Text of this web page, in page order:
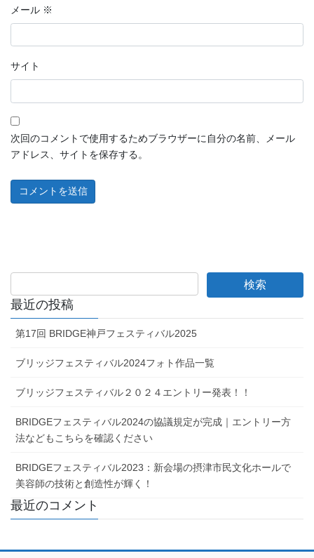
メール ※
サイト
次回のコメントで使用するためブラウザーに自分の名前、メール
アドレス、サイトを保存する。
最近の投稿
第17回 BRIDGE神戸フェスティバル2025
ブリッジフェスティバル2024フォト作品一覧
ブリッジフェスティバル２０２４エントリー発表！！
BRIDGEフェスティバル2024の協議規定が完成｜エントリー方
法などもこちらを確認ください
BRIDGEフェスティバル2023：新会場の摂津市民文化ホールで
美容師の技術と創造性が輝く！
最近のコメント